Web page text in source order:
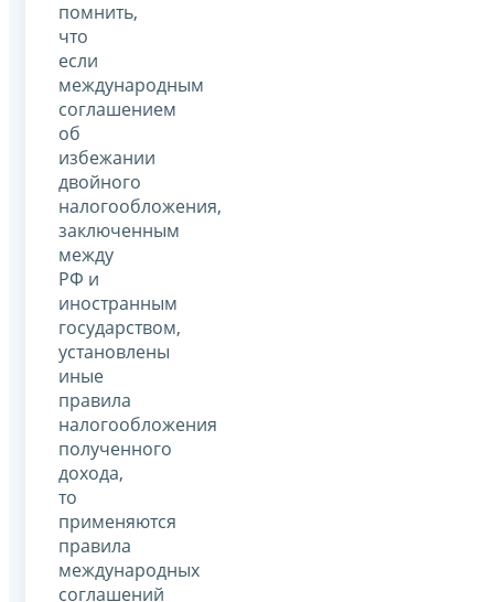
помнить,
что
если
международным
соглашением
об
избежании
двойного
налогообложения,
заключенным
между
РФ и
иностранным
государством,
установлены
иные
правила
налогообложения
полученного
дохода,
то
применяются
правила
международных
соглашений